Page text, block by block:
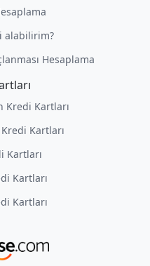
alabilirim?
Hesaplama
Kredi Kartları
Kartları
Kartları
Kartları
Kartları